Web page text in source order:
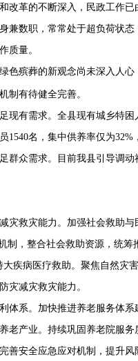
改革的不断深入，民政工作已
兼数职，常常处于超负荷状
质量。
色殡葬的新观念尚未深入人
制有待健全完善。
现有需求。全县现有城乡特困
1540名，集中供养率仅为32%
群众需求。目前我县引导调
灾救灾能力。 加强社会救助与
制 ， 整合社会救助资源，统筹
疾病医疗救助。 聚焦自然灾
灾减灾救灾能力。
体系。加快推进养老服务体系
老产业。持续巩固养老院服
善安全应急应对机制，提升